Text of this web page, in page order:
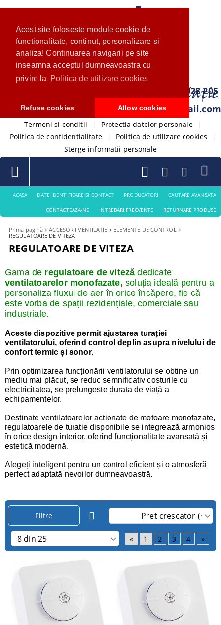
Acest site foloseste module cookie de
functionalitate, continut, personalizare si
analiza! Continuarea navigarii pe site
inseamna acceptul dumneavoastra cu
privire la
Politica de utilizare cookies
Refuse cookies Allow cookies
0733 028 205
com.ventistore@gmail.com
Termeni si conditii Protectia datelor personale
Politica de confidentialitate
Politica de utilizare cookies
Sterge informatii personale
ACASA DATE IDENTIFICARE SI CONTACT PRODUCATORI CAUTARE AVANSATA
CONTACTEAZA-NE INTREBARI FRECVENTE RETURNARE PRODUSE
Prima pagină ACCESORII VENTILATIE
ELEMENTE DE CONTROL
REGULATOARE DE VITEZA
REGULATOARE DE VITEZA
Gama de regulatoare de vitezădedicate
ventilatoarelor monofazate,soluția ideală pentru a
personaliza fluxul de aer în orice încăpere, fie că
este vorba de spații rezidențiale, comerciale sau
industriale.
Aceste dispozitive permit ajustarea turației
ventilatorului, oferind control deplin asupra nivelului de
confort termic și sonor.
Prin optimizarea funcționării ventilatorului se obtine un
mediu mai plăcut, se reduc semnificativ costurile cu
electricitatea, se prelungeste durata de viață a
echipamentelor.
Destinate ventilatoarelor actionate de motoare monofazate,
regulatoarele de turatie disponibile se integrează armonios
în orice design interior, oferind funcționalitate avansată și
estetică modernă.
Alegeți inteligent pentru un control eficient și o atmosferă
perfect adaptată nevoilor dumneavoastră.
Filtre
« 1 2 3 4 »